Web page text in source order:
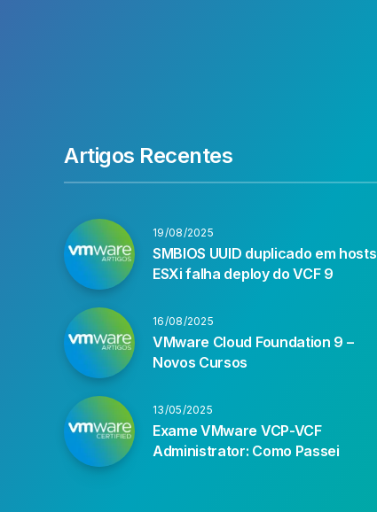
Artigos Recentes
19/08/2025
SMBIOS UUID duplicado em hosts
ESXi falha deploy do VCF 9
16/08/2025
VMware Cloud Foundation 9 –
Novos Cursos
13/05/2025
Exame VMware VCP-VCF
Administrator: Como Passei